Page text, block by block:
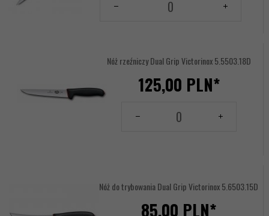
Nóż rzeźniczy Dual Grip Victorinox 5.5503.18D
125,00 PLN*
Nóż do trybowania Dual Grip Victorinox 5.6503.15D
85,00 PLN*